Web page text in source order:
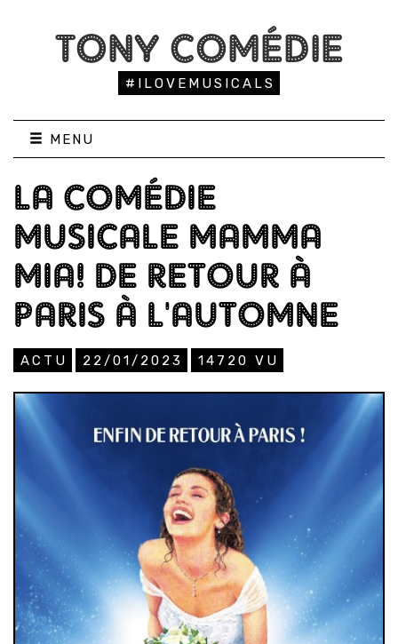
TONY COMÉDIE
#ILOVEMUSICALS
MENU
LA COMÉDIE
MUSICALE MAMMA
MIA! DE RETOUR À
PARIS À L'AUTOMNE
ACTU 22/01/2023 14720 VU